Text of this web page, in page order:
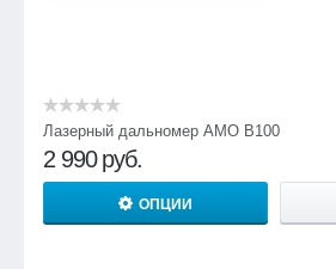
Лазерный дальномер AMO B100
2 990 руб.
ОПЦИИ